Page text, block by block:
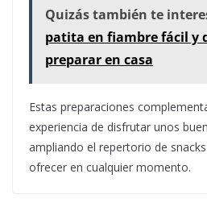
Quizás también te
patita en fiambre fácil y
preparar en casa
Estas preparaciones
experiencia de disfrutar unos
ampliando el repertorio de
ofrecer en cualquier momento.